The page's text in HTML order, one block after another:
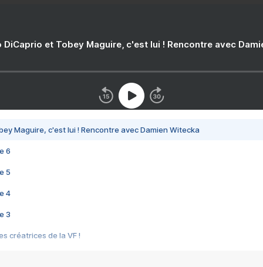
DiCaprio et Tobey Maguire, c'est lui ! Rencontre avec
Maguire, c'est lui ! Rencontre avec Damien Witecka
6
5
4
3
créatrices de la VF !